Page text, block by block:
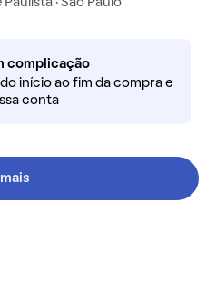
complicação
início ao fim da compra e
conta